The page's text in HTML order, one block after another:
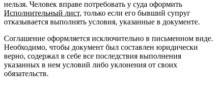
нельзя. Человек вправе потребовать у суда оформить
Исполнительный лист, только если его бывший супруг
отказывается выполнять условия, указанные в документе.
Соглашение оформляется исключительно в письменном виде.
Необходимо, чтобы документ был составлен юридически
верно, содержал в себе все последствия выполнения
указанных в нем условий либо уклонения от своих
обязательств.